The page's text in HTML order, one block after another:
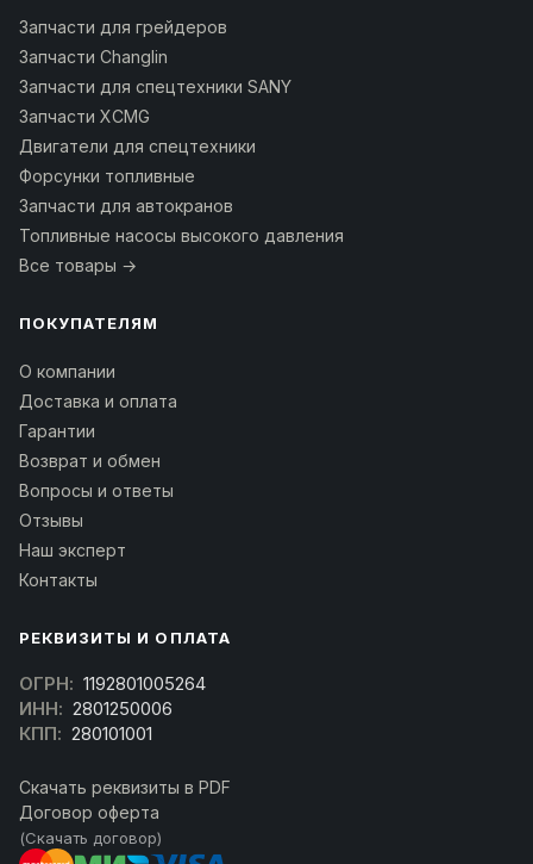
Запчасти для грейдеров
Запчасти Changlin
Запчасти для спецтехники SANY
Запчасти XCMG
Двигатели для спецтехники
Форсунки топливные
Запчасти для автокранов
Топливные насосы высокого давления
Все товары →
ПОКУПАТЕЛЯМ
О компании
Доставка и оплата
Гарантии
Возврат и обмен
Вопросы и ответы
Отзывы
Наш эксперт
Контакты
РЕКВИЗИТЫ И ОПЛАТА
ОГРН: 1192801005264
ИНН: 2801250006
КПП: 280101001
Скачать реквизиты в PDF
Договор оферта
(Скачать договор)